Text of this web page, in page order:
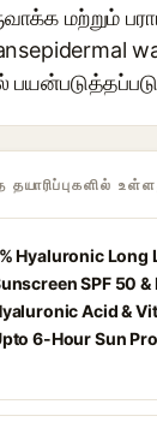
மற்றும்
Hyaluronic Long
SPF 50
Acid &
6-Hour Sun